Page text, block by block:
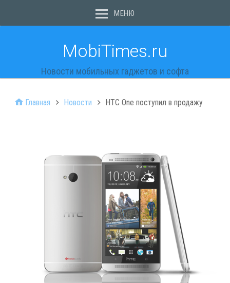
МЕНЮ
MobiTimes.ru
Новости мобильных гаджетов и софта
Главная Новости HTC One поступил в продажу